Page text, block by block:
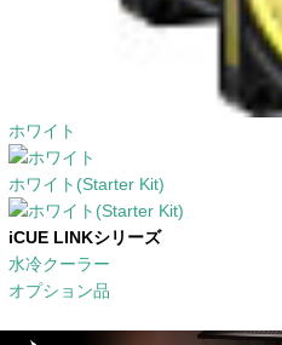
ホワイト
ホワイト(Starter Kit)
iCUE LINKシリーズ
水冷クーラー
オプション品